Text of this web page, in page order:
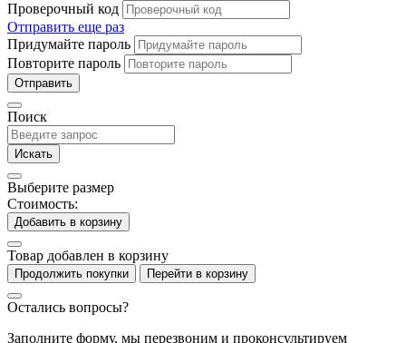
Проверочный код
Отправить еще раз
Придумайте пароль
Повторите пароль
Отправить
Поиск
Искать
Выберите размер
Стоимость:
Добавить в корзину
Товар добавлен в корзину
Продолжить покупки Перейти в корзину
Остались вопросы?
Заполните форму, мы перезвоним и проконсультируем